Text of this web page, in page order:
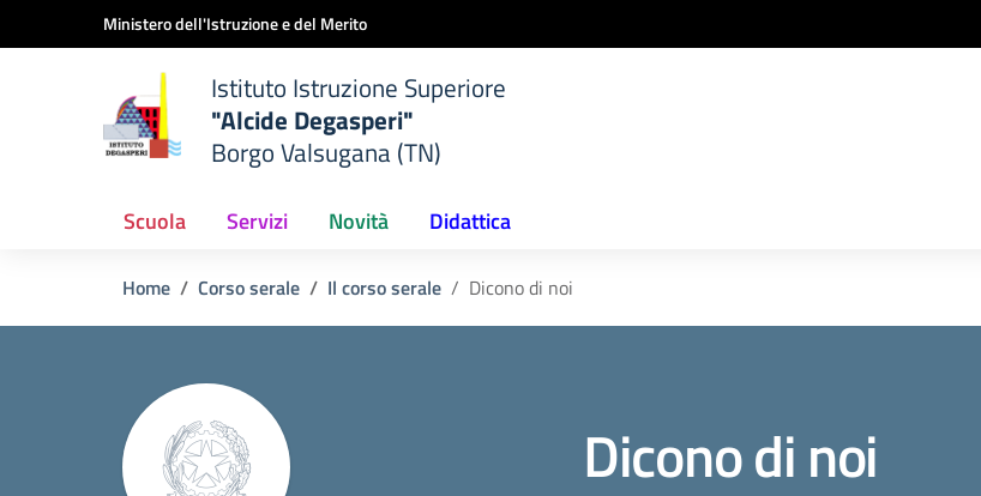
Vai ai contenuti
Vai al menu di navigazioneMinistero dell'Istruzione e del Merito
Istituto Istruzione Superiore
"Alcide Degasperi"
Borgo Valsugana (TN)
Scuola Servizi Novità Didattica
Home Corso serale Il corso serale Dicono di noi
Dicono di noi